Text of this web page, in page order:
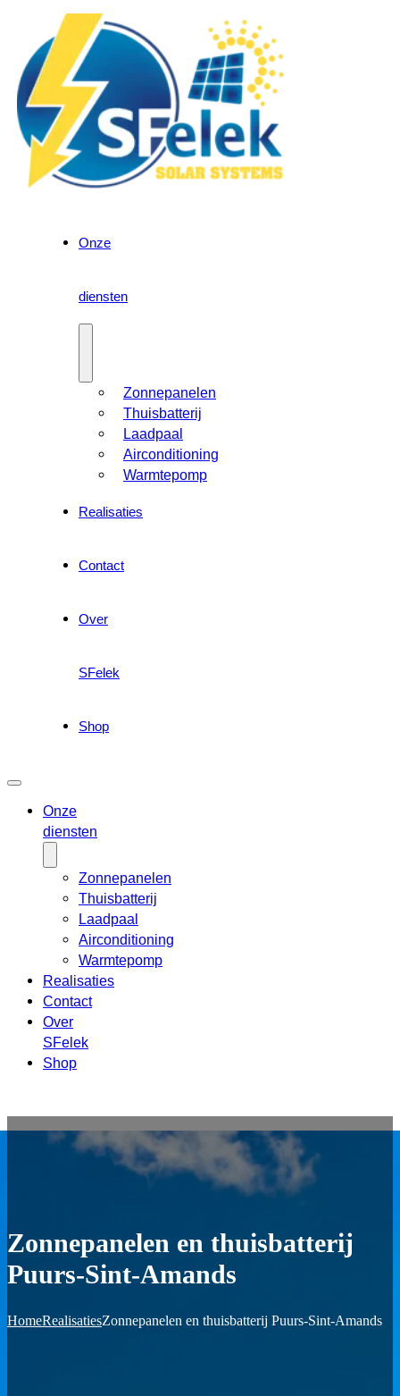
Onze
diensten
Zonnepanelen
Thuisbatterij
Laadpaal
Airconditioning
Warmtepomp
Realisaties
Contact
Over
SFelek
Shop
Onze
diensten
Zonnepanelen
Thuisbatterij
Laadpaal
Airconditioning
Warmtepomp
Realisaties
Contact
Over
SFelek
Shop
Zonnepanelen en thuisbatterij
Puurs-Sint-Amands
HomeRealisatiesZonnepanelen en thuisbatterij Puurs-Sint-Amands